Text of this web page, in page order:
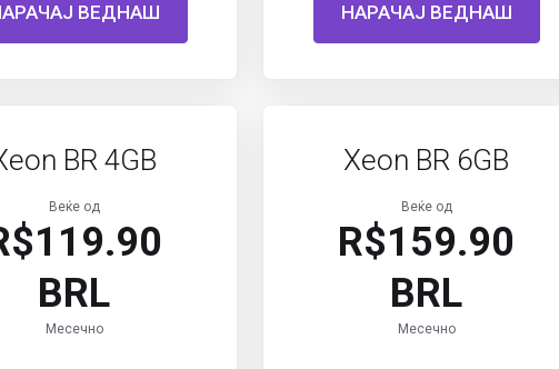
ВЕДНАШ НАРАЧАЈ ВЕДНАШ
BR 4GB
Веќе од
BRL
Месечно
Xeon BR 6GB
Веќе од
R$159.90
BRL
Месечно